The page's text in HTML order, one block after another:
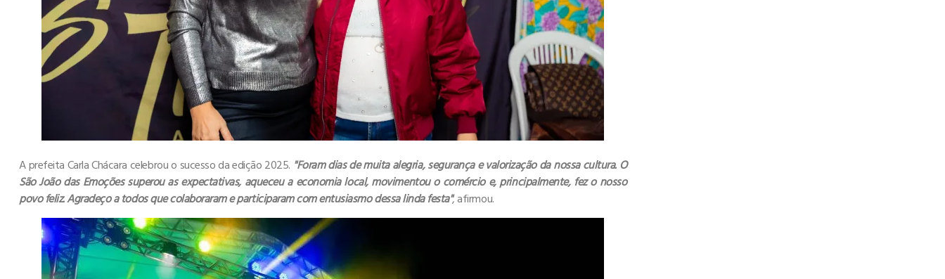
A prefeita Carla Chácara celebrou o sucesso da edição 2025. "Foram dias de muita alegria, segurança e valorização da nossa cultura. O
São João das Emoções superou as expectativas, aqueceu a economia local, movimentou o comércio e, principalmente, fez o nosso
povo feliz. Agradeço a todos que colaboraram e participaram com entusiasmo dessa linda festa", afirmou.